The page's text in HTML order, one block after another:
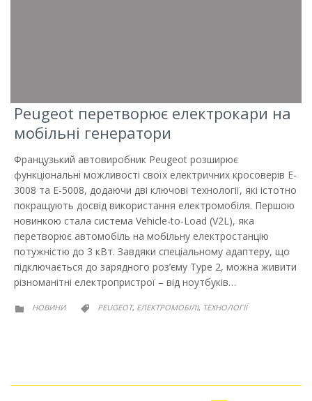
Peugeot перетворює електрокари на
мобільні генератори
Французький автовиробник Peugeot розширює
функціональні можливості своїх електричних кросоверів E-
3008 та E-5008, додаючи дві ключові технології, які істотно
покращують досвід використання електромобіля. Першою
новинкою стала система Vehicle-to-Load (V2L), яка
перетворює автомобіль на мобільну електростанцію
потужністю до 3 кВт. Завдяки спеціальному адаптеру, що
підключається до зарядного роз’єму Type 2, можна живити
різноманітні електропристрої – від ноутбуків…
 РУБРИКА
НОВИНИ  РУБРИКА
PEUGEOT, ЕЛЕКТРОМОБІЛІ, ТЕХНОЛОГІЇ